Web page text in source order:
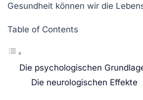
Gesundheit können wir die
Table of Contents
Die psychologischen
Die neurologischen Effekte